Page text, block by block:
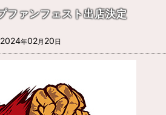
ァンフェスト出店決定
2024年02月 20日